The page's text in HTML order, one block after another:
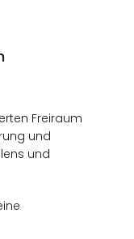
Freiraum
und
und